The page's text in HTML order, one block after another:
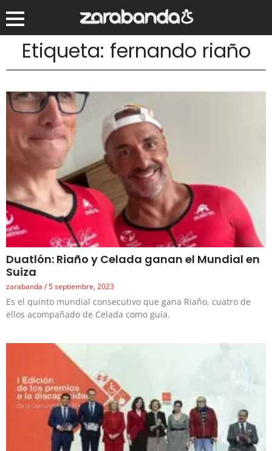
Etiqueta: fernando riaño
Duatlón: Riaño y Celada ganan el Mundial en
Suiza
zarabanda 5 septiembre, 2023
Es el quinto mundial consecutivo que gana Riaño, cuatro de
ellos acompañado de Celada como guía.